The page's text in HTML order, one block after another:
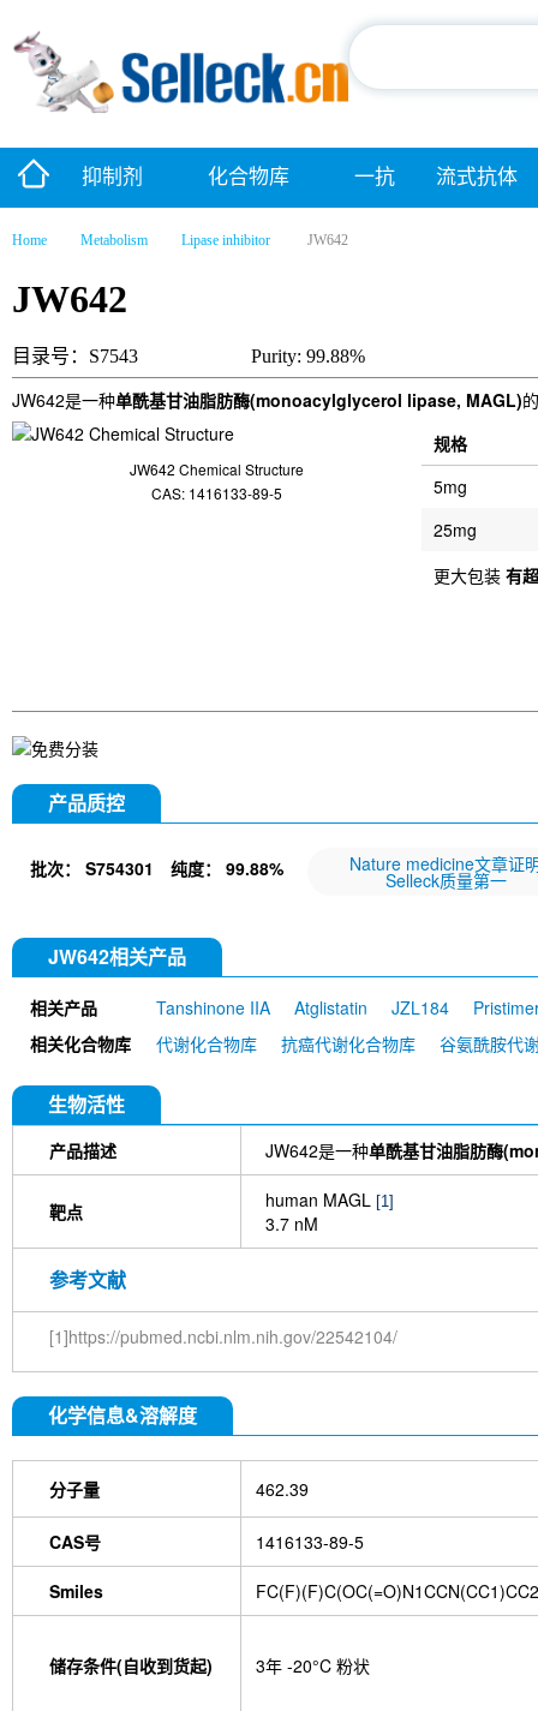
抑制剂 化合物库 一抗 流式抗体
Home Metabolism Lipase inhibitor JW642
JW642
目录号：S7543 Purity: 99.88%
JW642是一种单酰基甘油脂肪酶(monoacylglycerol lipase, MAGL)
JW642 Chemical Structure
CAS: 1416133-89-5
规格
5mg
25mg
更大包装 有
产品质控
批次： S754301 纯度： 99.88% Nature medicine文章证
Selleck质量第一
JW642相关产品
相关产品 Tanshinone IIA Atglistatin JZL184
相关化合物库
代谢化合物库 抗癌代谢化合物库 谷氨酰胺代
生物活性
产品描述 JW642是一种单酰基甘油脂肪酶
靶点 human MAGL [1]
3.7 nM
参考文献
[1]https://pubmed.ncbi.nlm.nih.gov/22542104/
化学信息&溶解度
分子量 462.39
CAS号 1416133-89-5
Smiles
储存条件(自收到货起) 3年 -20°C 粉状